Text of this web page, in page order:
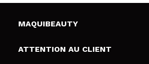
MAQUIBEAUTY
Qui sommes nous
ATTENTION AU CLIENT